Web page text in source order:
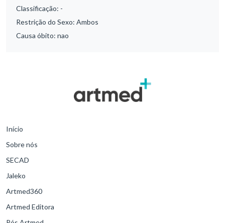
Classificação: -
Restrição do Sexo: Ambos
Causa óbito: nao
Início
Sobre nós
SECAD
Jaleko
Artmed360
Artmed Editora